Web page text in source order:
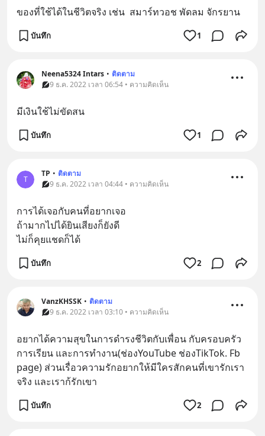
ของที่ใช้ได้ในชีวิตจริง เช่น  สมาร์ทวอช พัดลม จักรยาน
บันทึก 1
Neena5324 Intars • ติดตาม
9 ธ.ค. 2022 เวลา 06:54 • ความคิดเห็น
มีเงินใช้ไม่ขัดสน
บันทึก 1
T
TP • ติดตาม
9 ธ.ค. 2022 เวลา 04:44 • ความคิดเห็น
การได้เจอกับคนที่อยากเจอ
ถ้ามากไปได้ยินเสียงก็ยังดี
ไม่ก็คุยแชดก็ได้
บันทึก 2
VanzKHSSK • ติดตาม
9 ธ.ค. 2022 เวลา 03:10 • ความคิดเห็น
อยากได้ความสุขในการดำรงชีวิตกับเพื่อน กับครอบครัว
การเรียน และการทำงาน(ช่องYouTube ช่องTikTok. Fb
page) ส่วนเรื่อวความรักอยากให้มีใครสักคนที่เขารักเรา
จริง และเราก้รักเขา
บันทึก 2